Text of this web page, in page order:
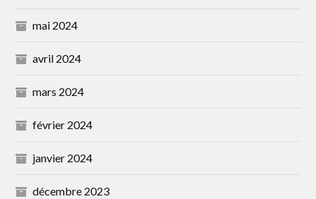
mai 2024
avril 2024
mars 2024
février 2024
janvier 2024
décembre 2023